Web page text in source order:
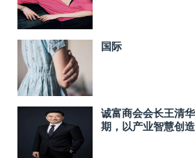
国际
诚富商会会长王清
期，以产业智慧创